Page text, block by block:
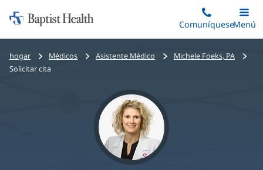
al
contenido
principal
Iniciar:
Baptist
Health
ComuníqueseMenú
Bread
crumbs
hogar Médicos Asistente Médico
Michele Foeks, PA
Solicitar cita